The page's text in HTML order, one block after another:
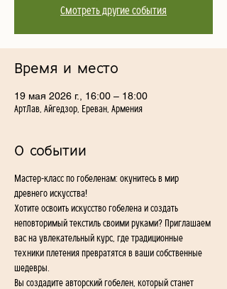
Смотреть другие события
Время и место
19 мая 2026 г., 16:00 – 18:00
АртЛав, Айгедзор, Ереван, Армения
О событии
Мастер-класс по гобеленам: окунитесь в мир
древнего искусства!
Хотите освоить искусство гобелена и создать
неповторимый текстиль своими руками? Приглашаем
вас на увлекательный курс, где традиционные
техники плетения превратятся в ваши собственные
шедевры.
Вы создадите авторский гобелен, который станет